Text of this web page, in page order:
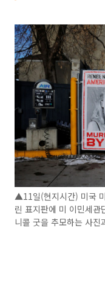
▲11일(현지시간) 미국
린 표지판에 미 이민세관
니콜 굿을 추모하는 사